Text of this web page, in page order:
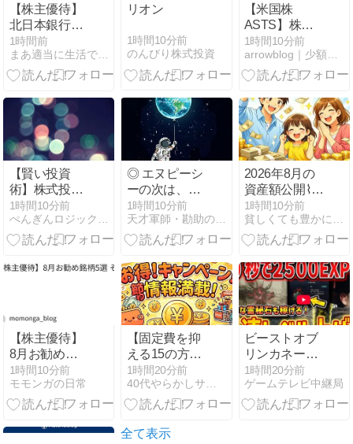
【株主優待】
北日本銀行
(8551) 「松ぼ
っくり ジェラ
ートセット
(2026/8/5)
1時間前
まあ適当に生活できて、株主優待も
リオン
1時間10分前
のんびり株式投資
【米国株
ASTS】株価
$70台へ下落
は絶好の買い
場？Meta（旧
携の噂と
BlueBird打ち
上げ成功、楽
天モバイルの
最新動向を徹
底解説！
1時間10分前
arrowblog｜少額、長期投資で資産を増やす投資ブログ
【賢い投資
術】株式投資
で税制優遇を
活用して個別
株を最大効率
法
1時間10分前
ぺんぎんロジックFP講座
◎ エヌピーシ
ーの次は、隠
れた大テーマ
に移動！
1時間10分前
天才軍師・勘助の株式風林火山
2026年8月の
資産額公開⌇さ
らに増加！
1時間10分前
貧しくても豊かになりたい
【株主優待】
8月お勧め銘
柄5選 その5
1時間10分前
モモンガの日常
【固定費を抑
える15の方法
⑦】不要な保
険を解約する
——「もし
はなく貯金で
1時間20分前
40代やらかしサラリーマンの節約・資産形成
ビーストオブ
リンカネーシ
ョン レベル上
げ 攻略解説
1時間20分前
ゲームテレビ中継局
全て表示